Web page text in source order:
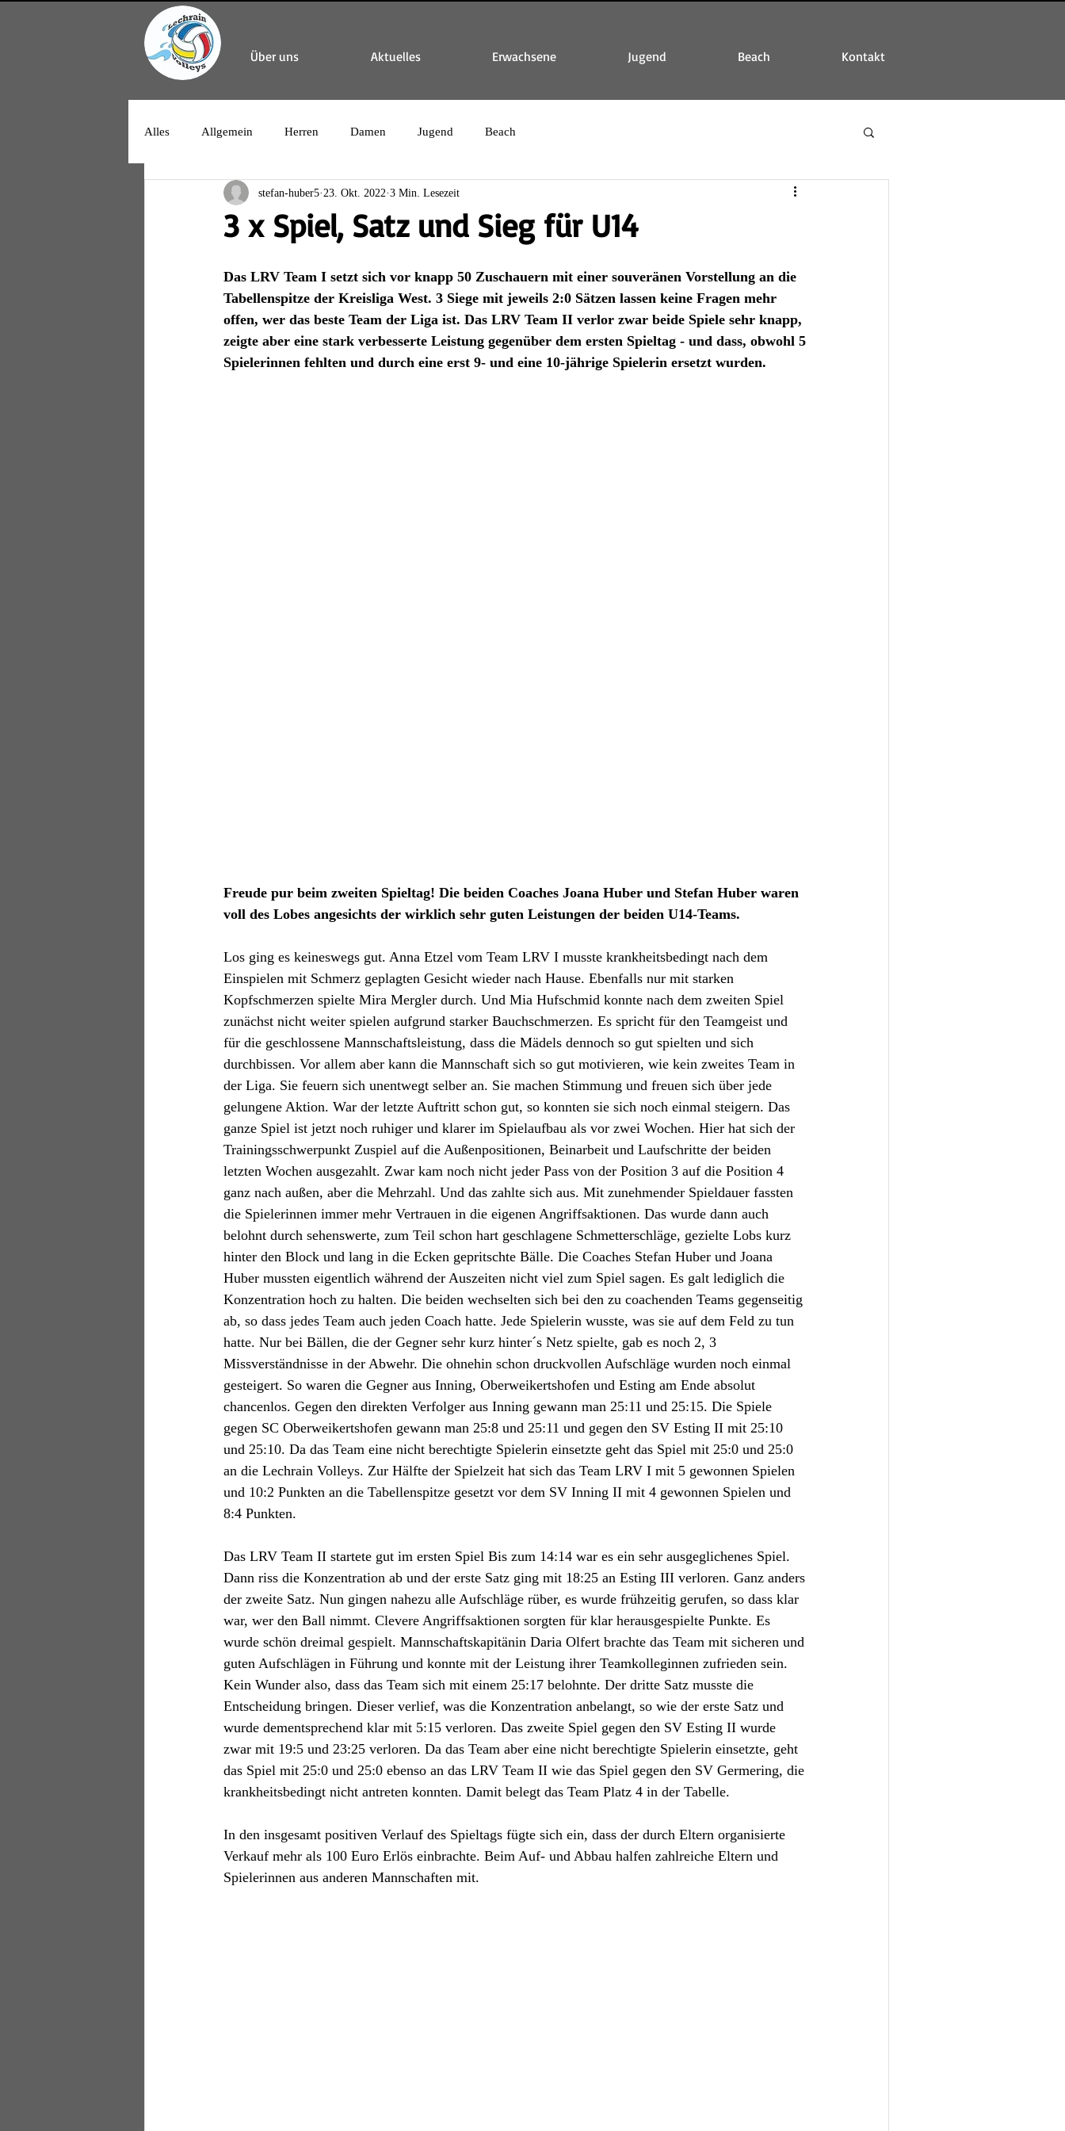
Über uns Aktuelles Erwachsene Jugend Beach Kontakt
Alles Allgemein Herren Damen Jugend Beach
3 x Spiel, Satz und Sieg für U14
stefan-huber5 23. Okt. 2022 3 Min. Lesezeit
Das LRV Team I setzt sich vor knapp 50 Zuschauern mit einer souveränen Vorstellung an die
Tabellenspitze der Kreisliga West. 3 Siege mit jeweils 2:0 Sätzen lassen keine Fragen mehr
offen, wer das beste Team der Liga ist. Das LRV Team II verlor zwar beide Spiele sehr knapp,
zeigte aber eine stark verbesserte Leistung gegenüber dem ersten Spieltag - und dass, obwohl 5
Spielerinnen fehlten und durch eine erst 9- und eine 10-jährige Spielerin ersetzt wurden.
Freude pur beim zweiten Spieltag! Die beiden Coaches Joana Huber und Stefan Huber waren
voll des Lobes angesichts der wirklich sehr guten Leistungen der beiden U14-Teams.
Los ging es keineswegs gut. Anna Etzel vom Team LRV I musste krankheitsbedingt nach dem
Einspielen mit Schmerz geplagten Gesicht wieder nach Hause. Ebenfalls nur mit starken
Kopfschmerzen spielte Mira Mergler durch. Und Mia Hufschmid konnte nach dem zweiten Spiel
zunächst nicht weiter spielen aufgrund starker Bauchschmerzen. Es spricht für den Teamgeist und
für die geschlossene Mannschaftsleistung, dass die Mädels dennoch so gut spielten und sich
durchbissen. Vor allem aber kann die Mannschaft sich so gut motivieren, wie kein zweites Team in
der Liga. Sie feuern sich unentwegt selber an. Sie machen Stimmung und freuen sich über jede
gelungene Aktion. War der letzte Auftritt schon gut, so konnten sie sich noch einmal steigern. Das
ganze Spiel ist jetzt noch ruhiger und klarer im Spielaufbau als vor zwei Wochen. Hier hat sich der
Trainingsschwerpunkt Zuspiel auf die Außenpositionen, Beinarbeit und Laufschritte der beiden
letzten Wochen ausgezahlt. Zwar kam noch nicht jeder Pass von der Position 3 auf die Position 4
ganz nach außen, aber die Mehrzahl. Und das zahlte sich aus. Mit zunehmender Spieldauer fassten
die Spielerinnen immer mehr Vertrauen in die eigenen Angriffsaktionen. Das wurde dann auch
belohnt durch sehenswerte, zum Teil schon hart geschlagene Schmetterschläge, gezielte Lobs kurz
hinter den Block und lang in die Ecken gepritschte Bälle. Die Coaches Stefan Huber und Joana
Huber mussten eigentlich während der Auszeiten nicht viel zum Spiel sagen. Es galt lediglich die
Konzentration hoch zu halten. Die beiden wechselten sich bei den zu coachenden Teams gegenseitig
ab, so dass jedes Team auch jeden Coach hatte. Jede Spielerin wusste, was sie auf dem Feld zu tun
hatte. Nur bei Bällen, die der Gegner sehr kurz hinter´s Netz spielte, gab es noch 2, 3
Missverständnisse in der Abwehr. Die ohnehin schon druckvollen Aufschläge wurden noch einmal
gesteigert. So waren die Gegner aus Inning, Oberweikertshofen und Esting am Ende absolut
chancenlos. Gegen den direkten Verfolger aus Inning gewann man 25:11 und 25:15. Die Spiele
gegen SC Oberweikertshofen gewann man 25:8 und 25:11 und gegen den SV Esting II mit 25:10
und 25:10. Da das Team eine nicht berechtigte Spielerin einsetzte geht das Spiel mit 25:0 und 25:0
an die Lechrain Volleys. Zur Hälfte der Spielzeit hat sich das Team LRV I mit 5 gewonnen Spielen
und 10:2 Punkten an die Tabellenspitze gesetzt vor dem SV Inning II mit 4 gewonnen Spielen und
8:4 Punkten.
Das LRV Team II startete gut im ersten Spiel Bis zum 14:14 war es ein sehr ausgeglichenes Spiel.
Dann riss die Konzentration ab und der erste Satz ging mit 18:25 an Esting III verloren. Ganz anders
der zweite Satz. Nun gingen nahezu alle Aufschläge rüber, es wurde frühzeitig gerufen, so dass klar
war, wer den Ball nimmt. Clevere Angriffsaktionen sorgten für klar herausgespielte Punkte. Es
wurde schön dreimal gespielt. Mannschaftskapitänin Daria Olfert brachte das Team mit sicheren und
guten Aufschlägen in Führung und konnte mit der Leistung ihrer Teamkolleginnen zufrieden sein.
Kein Wunder also, dass das Team sich mit einem 25:17 belohnte. Der dritte Satz musste die
Entscheidung bringen. Dieser verlief, was die Konzentration anbelangt, so wie der erste Satz und
wurde dementsprechend klar mit 5:15 verloren. Das zweite Spiel gegen den SV Esting II wurde
zwar mit 19:5 und 23:25 verloren. Da das Team aber eine nicht berechtigte Spielerin einsetzte, geht
das Spiel mit 25:0 und 25:0 ebenso an das LRV Team II wie das Spiel gegen den SV Germering, die
krankheitsbedingt nicht antreten konnten. Damit belegt das Team Platz 4 in der Tabelle.
In den insgesamt positiven Verlauf des Spieltags fügte sich ein, dass der durch Eltern organisierte
Verkauf mehr als 100 Euro Erlös einbrachte. Beim Auf- und Abbau halfen zahlreiche Eltern und
Spielerinnen aus anderen Mannschaften mit.